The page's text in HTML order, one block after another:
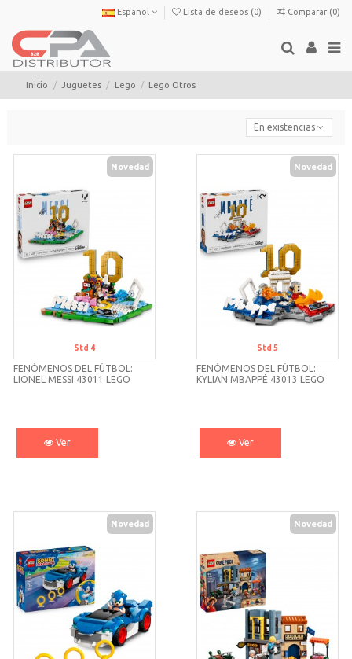
Español Lista de deseos (0) Comparar (0)
Inicio Juguetes Lego Lego Otros
En existencias
Novedad
Std 4
FENÓMENOS DEL FÚTBOL:
LIONEL MESSI 43011 LEGO
Ver
Novedad
Std 5
FENÓMENOS DEL FÚTBOL:
KYLIAN MBAPPÉ 43013 LEGO
Ver
Novedad Novedad